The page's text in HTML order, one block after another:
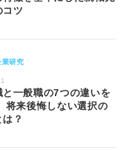
コツ
業研究
と一般職の7つの違いを
将来後悔しない選択の
？